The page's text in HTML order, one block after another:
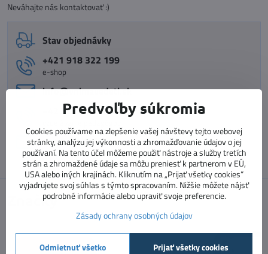
Neváhajte nás kontaktovať :)
Stav objednávky
+421 918 322 199
e-shop
info​@vnimavedeti​.sk
+421 915 773 060
vzdelavanie​@prosolutions​.sk
Značky
Predvoľby súkromia
Cookies používame na zlepšenie vašej návštevy tejto webovej
stránky, analýzu jej výkonnosti a zhromažďovanie údajov o jej
používaní. Na tento účel môžeme použiť nástroje a služby tretích
strán a zhromaždené údaje sa môžu preniesť k partnerom v EÚ,
USA alebo iných krajinách. Kliknutím na „Prijať všetky cookies“
vyjadrujete svoj súhlas s týmto spracovaním. Nižšie môžete nájsť
podrobné informácie alebo upraviť svoje preferencie.
Zásady ochrany osobných údajov
Prijať všetky cookies
Odmietnuť všetko